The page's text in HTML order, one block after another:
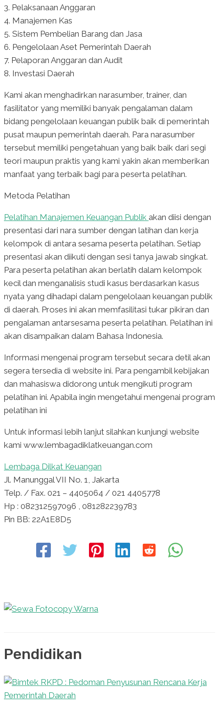
3. Pelaksanaan Anggaran
4. Manajemen Kas
5. Sistem Pembelian Barang dan Jasa
6. Pengelolaan Aset Pemerintah Daerah
7. Pelaporan Anggaran dan Audit
8. Investasi Daerah
Kami akan menghadirkan narasumber, trainer, dan
fasilitator yang memiliki banyak pengalaman dalam
bidang pengelolaan keuangan publik baik di pemerintah
pusat maupun pemerintah daerah. Para narasumber
tersebut memiliki pengetahuan yang baik baik dari segi
teori maupun praktis yang kami yakin akan memberikan
manfaat yang terbaik bagi para peserta pelatihan.
Metoda Pelatihan
Pelatihan Manajemen Keuangan Publik akan diisi dengan
presentasi dari nara sumber dengan latihan dan kerja
kelompok di antara sesama peserta pelatihan. Setiap
presentasi akan diikuti dengan sesi tanya jawab singkat.
Para peserta pelatihan akan berlatih dalam kelompok
kecil dan menganalisis studi kasus berdasarkan kasus
nyata yang dihadapi dalam pengelolaan keuangan publik
di daerah. Proses ini akan memfasilitasi tukar pikiran dan
pengalaman antarsesama peserta pelatihan. Pelatihan ini
akan disampaikan dalam Bahasa Indonesia.
Informasi mengenai program tersebut secara detil akan
segera tersedia di website ini. Para pengambil kebijakan
dan mahasiswa didorong untuk mengikuti program
pelatihan ini. Apabila ingin mengetahui mengenai program
pelatihan ini
Untuk informasi lebih lanjut silahkan kunjungi website
kami www.lembagadiklatkeuangan.com
Lembaga Dilkat Keuangan
Jl. Manunggal VII No. 1, Jakarta
Telp. / Fax. 021 – 4405064 / 021 4405778
Hp : 082312597096 , 081282239783
Pin BB: 22A1E8D5
Pendidikan